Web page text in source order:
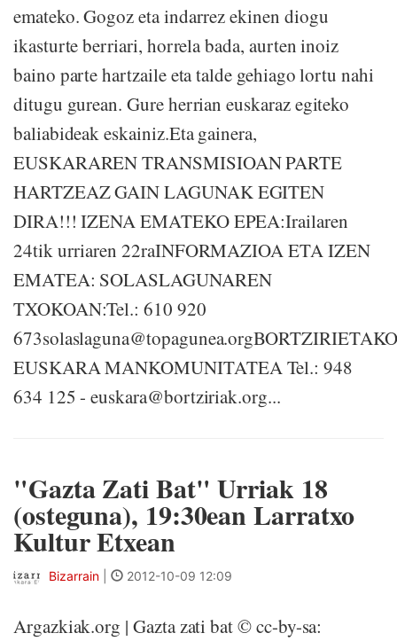
emateko. Gogoz eta indarrez ekinen diogu
ikasturte berriari, horrela bada, aurten inoiz
baino parte hartzaile eta talde gehiago lortu nahi
ditugu gurean. Gure herrian euskaraz egiteko
baliabideak eskainiz.Eta gainera,
EUSKARAREN TRANSMISIOAN PARTE
HARTZEAZ GAIN LAGUNAK EGITEN
DIRA!!! IZENA EMATEKO EPEA:Irailaren
24tik urriaren 22raINFORMAZIOA ETA IZEN
EMATEA: SOLASLAGUNAREN
TXOKOAN:Tel.: 610 920
EUSKARA MANKOMUNITATEA Tel.: 948
634 125 - euskara@bortziriak.org...
"Gazta Zati Bat" Urriak 18
(osteguna), 19:30ean Larratxo
Kultur Etxean
Bizarrain 2012-10-09 12:09
Argazkiak.org | Gazta zati bat © cc-by-sa: